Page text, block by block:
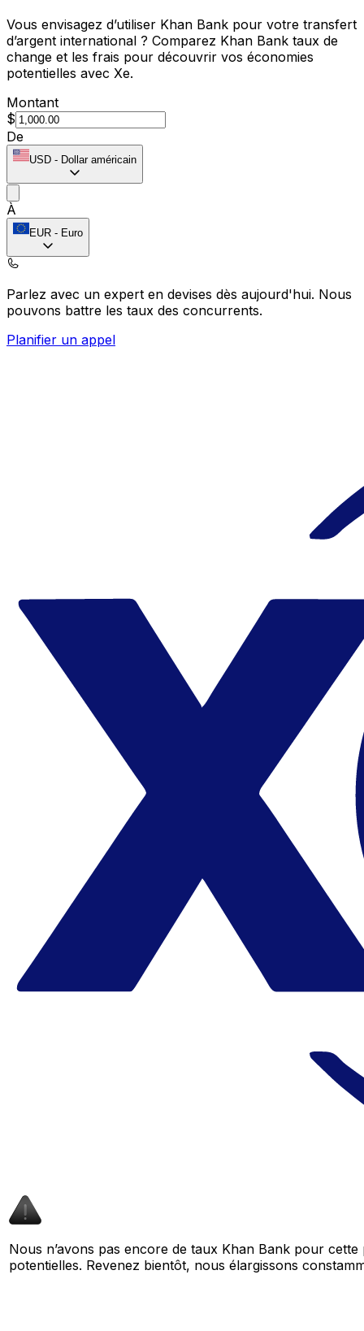
Vous envisagez d’utiliser Khan Bank pour votre transfert
d’argent international ? Comparez Khan Bank taux de
change et les frais pour découvrir vos économies
potentielles avec Xe.
Montant
$
De
USD - Dollar américain
À
EUR - Euro
Parlez avec un expert en devises dès aujourd'hui. Nous
pouvons battre les taux des concurrents.
Planifier un appel
Nous n’avons pas encore de taux Khan Bank pour
potentielles. Revenez bientôt, nous élargissons